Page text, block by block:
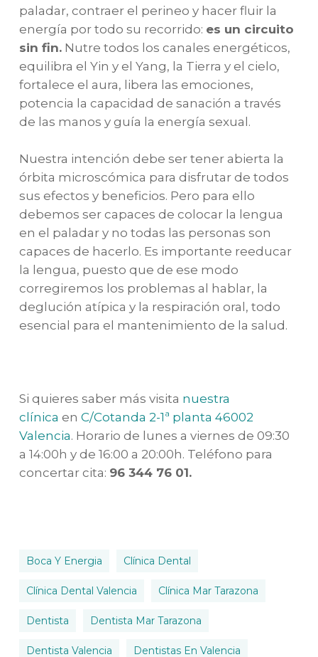
paladar, contraer el perineo y hacer fluir la
energía por todo su recorrido: es un circuito
sin fin.Nutre todos los canales energéticos,
equilibra el Yin y el Yang, la Tierra y el cielo,
fortalece el aura, libera las emociones,
potencia la capacidad de sanación a través
de las manos y guía la energía sexual.
Nuestra intención debe ser tener abierta la
órbita microscómica para disfrutar de todos
sus efectos y beneficios. Pero para ello
debemos ser capaces de colocar la lengua
en el paladar y no todas las personas son
capaces de hacerlo. Es importante reeducar
la lengua, puesto que de ese modo
corregiremos los problemas al hablar, la
deglución atípica y la respiración oral, todo
esencial para el mantenimiento de la salud.
Si quieres saber más visita nuestra
clínica en C/Cotanda 2-1ª planta 46002
Valencia. Horario de lunes a viernes de 09:30
a 14:00h y de 16:00 a 20:00h. Teléfono para
concertar cita: 96 344 76 01.
Boca Y Energia Clínica Dental
Clínica Dental Valencia Clínica Mar Tarazona
Dentista Dentista Mar Tarazona
Dentista Valencia Dentistas En Valencia